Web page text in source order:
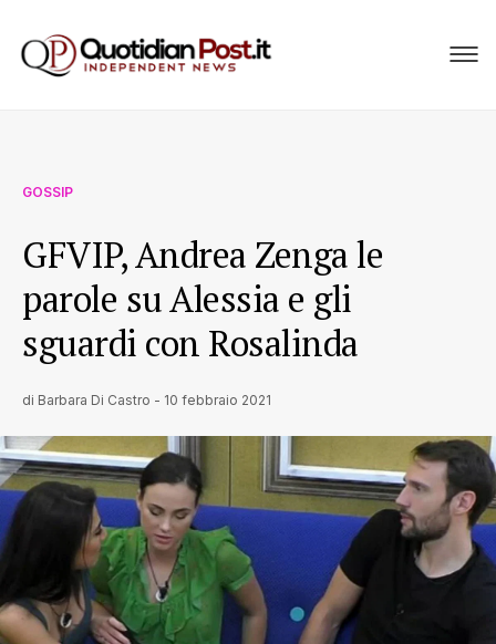
GOSSIP
GFVIP, Andrea Zenga le
parole su Alessia e gli
sguardi con Rosalinda
di Barbara Di Castro - 10 febbraio 2021